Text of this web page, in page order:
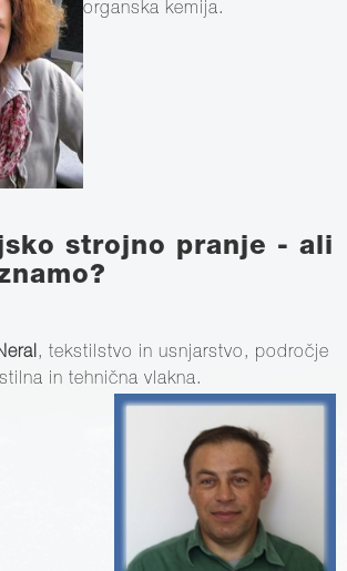
organska kemija.
strojno pranje - ali
, tekstilstvo in usnjarstvo, področje
in tehnična vlakna.